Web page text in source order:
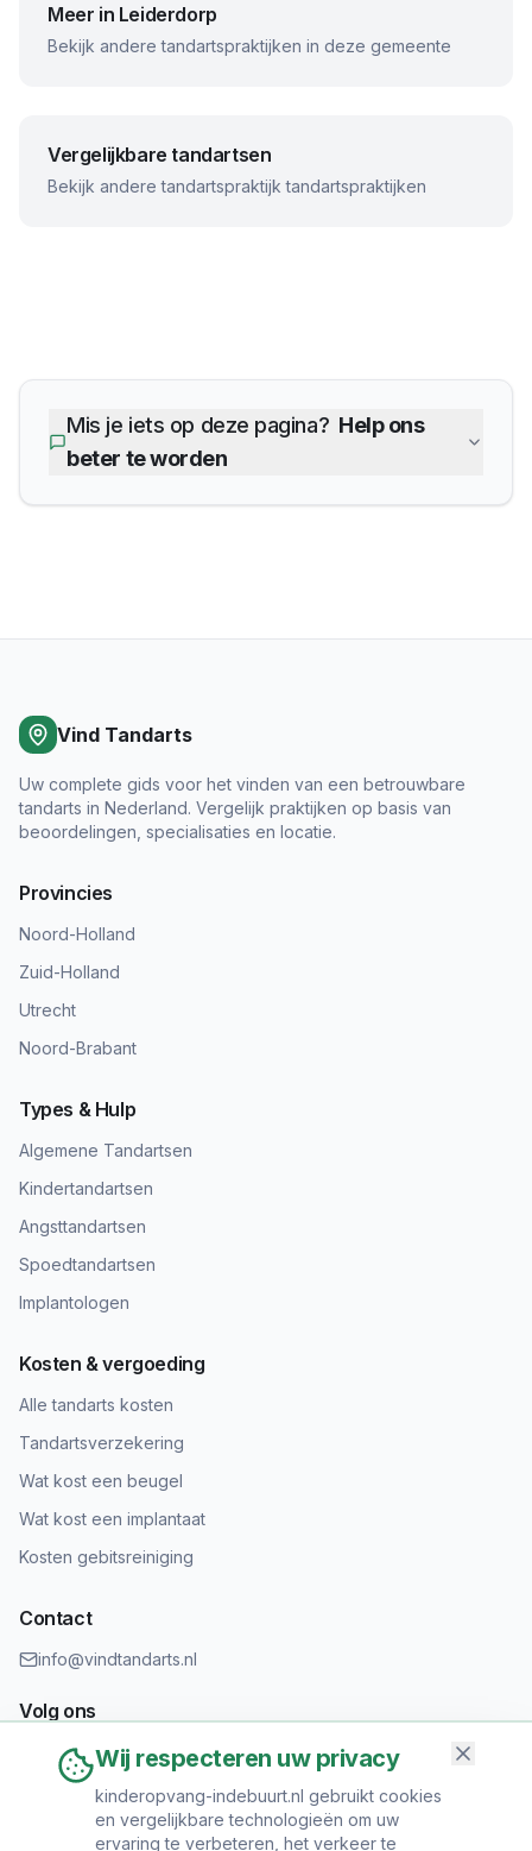
Meer in Leiderdorp
Bekijk andere tandartspraktijken in deze gemeente
Vergelijkbare tandartsen
Bekijk anderetandartspraktijk tandartspraktijken
Mis je iets op deze pagina? Help ons
beter te worden
Vind Tandarts
Uw complete gids voor het vinden van een betrouwbare
tandarts in Nederland. Vergelijk praktijken op basis van
beoordelingen, specialisaties en locatie.
Provincies
Noord-Holland
Zuid-Holland
Utrecht
Noord-Brabant
Types & Hulp
Algemene Tandartsen
Kindertandartsen
Angsttandartsen
Spoedtandartsen
Implantologen
Kosten & vergoeding
Alle tandarts kosten
Tandartsverzekering
Wat kost een beugel
Wat kost een implantaat
Kosten gebitsreiniging
Contact
info@vindtandarts.nl
Volg ons
Informatie toevoegen?
Wij respecteren uw privacy
kinderopvang-indebuurt.nl gebruikt cookies
en vergelijkbare technologieën om uw
ervaring te verbeteren, het verkeer te